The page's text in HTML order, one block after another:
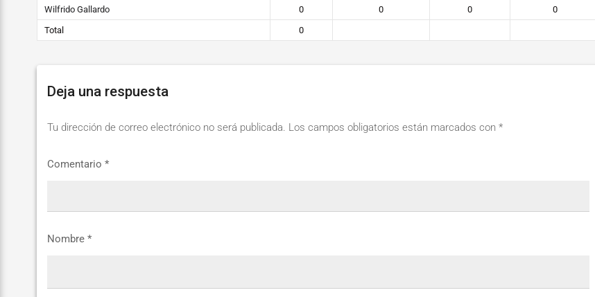
Wilfrido Gallardo
0 0 0
0
Total
0
Deja una respuesta
Tu dirección de correo electrónico no será publicada. Los campos obligatorios están marcados con *
Comentario *
Nombre *